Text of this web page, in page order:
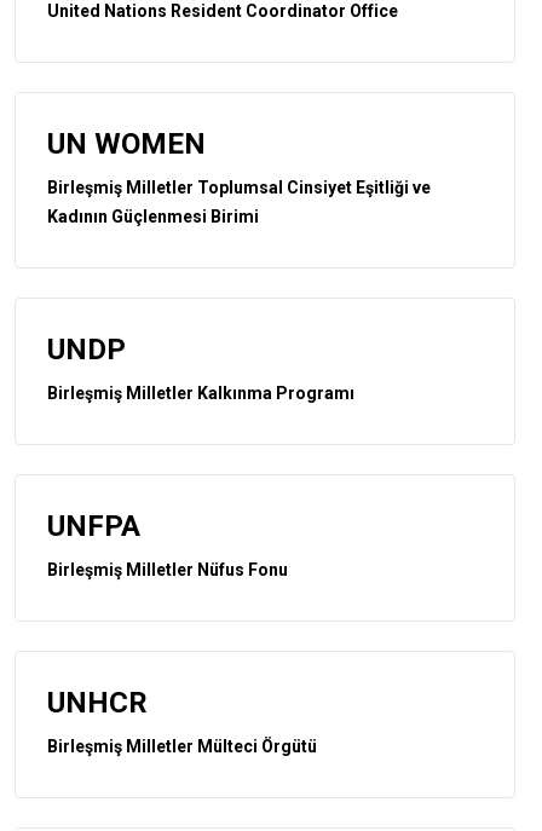
United Nations Resident Coordinator Office
UN WOMEN
Birleşmiş Milletler Toplumsal Cinsiyet Eşitliği ve
Kadının Güçlenmesi Birimi
UNDP
Birleşmiş Milletler Kalkınma Programı
UNFPA
Birleşmiş Milletler Nüfus Fonu
UNHCR
Birleşmiş Milletler Mülteci Örgütü